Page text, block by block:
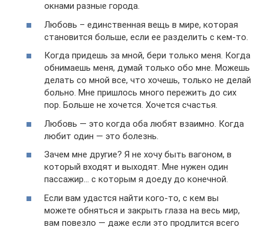
окнами разные города.
Любовь – единственная вещь в мире, которая
становится больше, если ее разделить с кем-то.
Когда придешь за мной, бери только меня. Когда
обнимаешь меня, думай только обо мне. Можешь
делать со мной все, что хочешь, только не делай
больно. Мне пришлось много пережить до сих
пор. Больше не хочется. Хочется счастья.
Любовь — это когда оба любят взаимно. Когда
любит один — это болезнь.
Зачем мне другие? Я не хочу быть вагоном, в
который входят и выходят. Мне нужен один
пассажир… с которым я доеду до конечной.
Если вам удастся найти кого-то, с кем вы
можете обняться и закрыть глаза на весь мир,
вам повезло — даже если это продлится всего